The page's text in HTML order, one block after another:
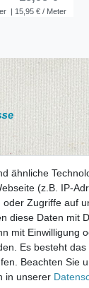
| 15,95 € / Meter
ähnliche
(z.B. IP-
Zugriffe auf
diese Daten mit
mit Einwilligung
Es besteht
Beachten Sie
in unserer